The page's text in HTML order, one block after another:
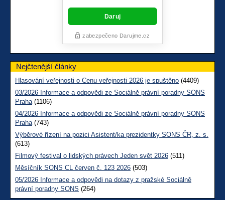
Nejčtenější články
Hlasování veřejnosti o Cenu veřejnosti 2026 je spuštěno (4409)
03/2026 Informace a odpovědi ze Sociálně právní poradny SONS
Praha(1106)
04/2026 Informace a odpovědi ze Sociálně právní poradny SONS
Praha(743)
Výběrové řízení na pozici Asistent/ka prezidentky SONS ČR, z. s.
(613)
Filmový festival o lidských právech Jeden svět 2026 (511)
Měsíčník SONS CL červen č. 123 2026 (503)
05/2026 Informace a odpovědi na dotazy z pražské Sociálně
právní poradny SONS (264)